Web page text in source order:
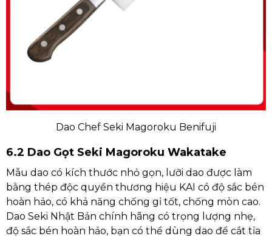
Dao Chef Seki Magoroku Benifuji
6.2 Dao Gọt Seki Magoroku Wakatake
Mẫu dao có kích thước nhỏ gọn, lưỡi dao được làm
bằng thép độc quyền thương hiệu KAI có độ sắc bén
hoàn hảo, có khả năng chống gỉ tốt, chống mòn cao.
Dao Seki Nhật Bản chính hãng có trọng lượng nhẹ,
độ sắc bén hoàn hảo, bạn có thể dùng dao để cắt tỉa